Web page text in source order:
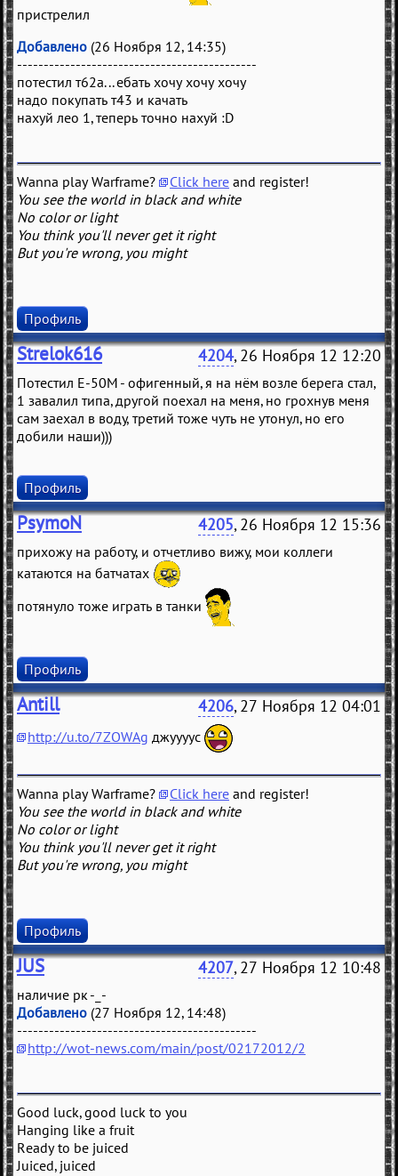
пристрелил
Добавлено (26 Ноября 12, 14:35)
---------------------------------------------
потестил т62а... ебать хочу хочу хочу
надо покупать т43 и качать
нахуй лео 1, теперь точно нахуй :D
Wanna play Warframe? Click here and register!
You see the world in black and white
No color or light
You think you'll never get it right
But you're wrong, you might
Профиль
Strelok616 4204, 26 Ноября 12 12:20
Потестил Е-50М - офигенный, я на нём возле берега стал,
1 завалил типа, другой поехал на меня, но грохнув меня
сам заехал в воду, третий тоже чуть не утонул, но его
добили наши)))
Профиль
PsymoN 4205, 26 Ноября 12 15:36
прихожу на работу, и отчетливо вижу, мои коллеги
катаются на батчатах
потянуло тоже играть в танки
Профиль
Antill 4206, 27 Ноября 12 04:01
http://u.to/7ZOWAg джуууус
Wanna play Warframe? Click here and register!
You see the world in black and white
No color or light
You think you'll never get it right
But you're wrong, you might
Профиль
JUS 4207, 27 Ноября 12 10:48
наличие рк -_-
Добавлено (27 Ноября 12, 14:48)
---------------------------------------------
http://wot-news.com/main/post/02172012/2
Good luck, good luck to you
Hanging like a fruit
Ready to be juiced
Juiced, juiced